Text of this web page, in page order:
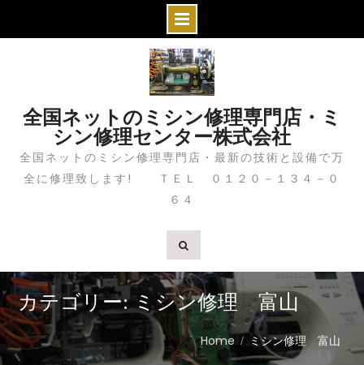
e
n
t
全国ネットのミシン修理専門店・ミ
シン修理センター株式会社
全国ネットのミシン修理専門店・最新の技術と設備で万
全に修理致します! ＴＥＬ ０１２０－１３４－０
６４
カテゴリー: ミシン修理 富山
Home ミシン修理 富山